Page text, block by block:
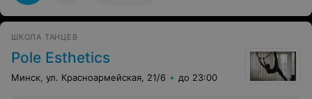
ШКОЛА ТАНЦЕВ
Pole Esthetics
Минск, ул. Красноармейская, 21/6 до 23:00